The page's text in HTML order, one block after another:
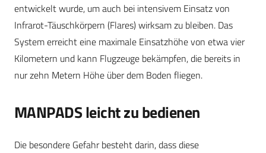
entwickelt wurde, um auch bei intensivem Einsatz von
Infrarot-Täuschkörpern (Flares) wirksam zu bleiben. Das
System erreicht eine maximale Einsatzhöhe von etwa vier
Kilometern und kann Flugzeuge bekämpfen, die bereits in
nur zehn Metern Höhe über dem Boden fliegen.
MANPADS leicht zu bedienen
Die besondere Gefahr besteht darin, dass diese